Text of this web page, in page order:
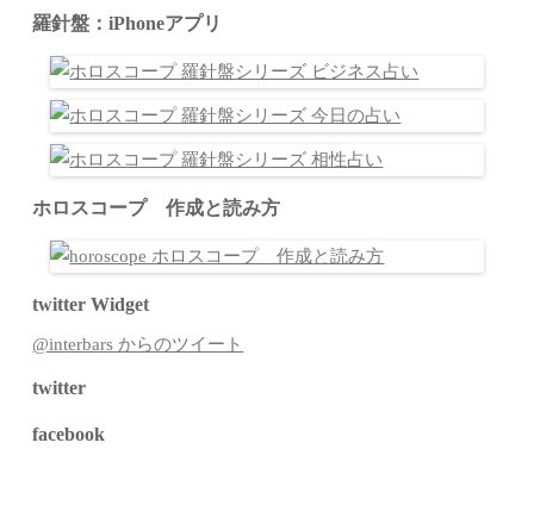
羅針盤：iPhoneアプリ
ホロスコープ 作成と読み方
twitter Widget
@interbars からのツイート
twitter
facebook